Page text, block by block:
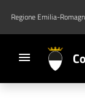
Vai al contenuto
Vai al footer
Regione Emilia-